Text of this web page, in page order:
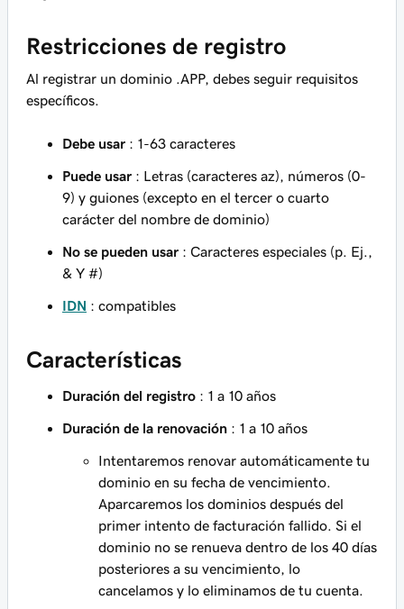
Restricciones de registro
Al registrar un dominio .APP, debes seguir requisitos
específicos.
Debe usar : 1-63 caracteres
Puede usar : Letras (caracteres az), números (0-
9) y guiones (excepto en el tercer o cuarto
carácter del nombre de dominio)
No se pueden usar : Caracteres especiales (p. Ej.,
& Y #)
IDN : compatibles
Características
Duración del registro : 1 a 10 años
Duración de la renovación : 1 a 10 años
Intentaremos renovar automáticamente tu
dominio en su fecha de vencimiento.
Aparcaremos los dominios después del
primer intento de facturación fallido. Si el
dominio no se renueva dentro de los 40 días
posteriores a su vencimiento, lo
cancelamos y lo eliminamos de tu cuenta.